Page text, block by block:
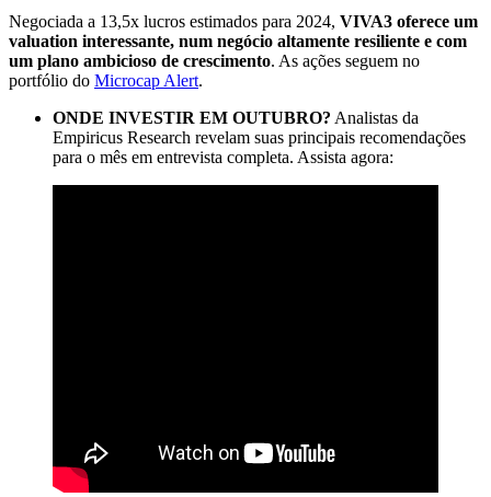
Negociada a 13,5x lucros estimados para 2024, VIVA3 oferece um
valuation interessante, num negócio altamente resiliente e com
um plano ambicioso de crescimento. As ações seguem no
portfólio do Microcap Alert.
ONDE INVESTIR EM OUTUBRO? Analistas da
Empiricus Research revelam suas principais recomendações
para o mês em entrevista completa. Assista agora: